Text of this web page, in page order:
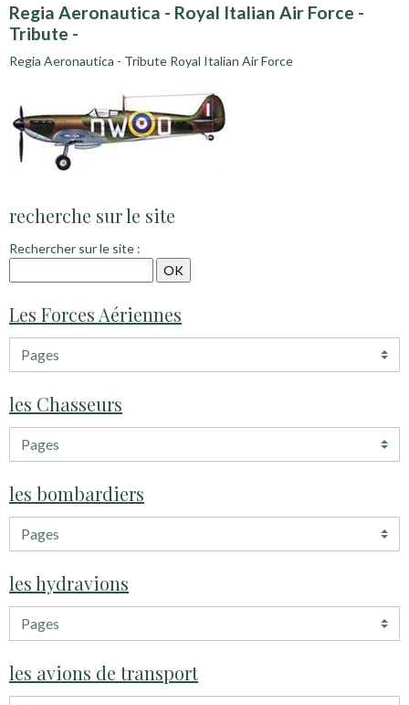
Regia Aeronautica - Royal Italian Air Force -
Tribute -
Regia Aeronautica - Tribute Royal Italian Air Force
recherche sur le site
Rechercher sur le site :
Les Forces Aériennes
les Chasseurs
les bombardiers
les hydravions
les avions de transport